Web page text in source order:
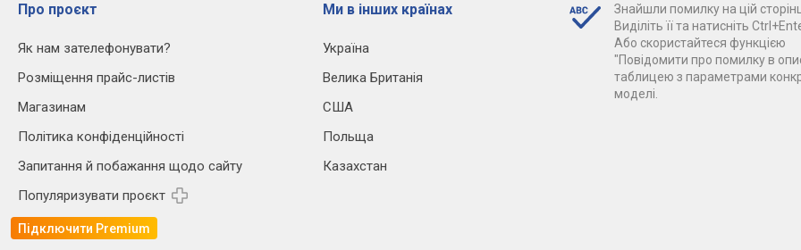
Про проєкт
Як нам зателефонувати?
Розміщення прайс-листів
Магазинам
Політика конфіденційності
Запитання й побажання щодо сайту
Популяризувати проєкт
Підключити Premium
Ми в інших країнах
Україна
Велика Британія
США
Польща
Казахстан
Знайшли помилку на цій
Виділіть її та натисніть
Або скористайтеся функцією
"Повідомити про помилку в
таблицею з параметрами
моделі.